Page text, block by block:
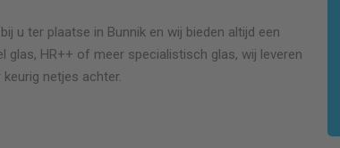
u ter plaatse in Bunnik en wij bieden altijd een
HR++ of meer specialistisch glas, wij leveren
netjes achter.